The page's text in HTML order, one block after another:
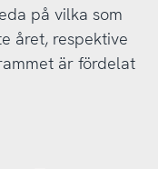
på vilka som
året, respektive
är fördelat